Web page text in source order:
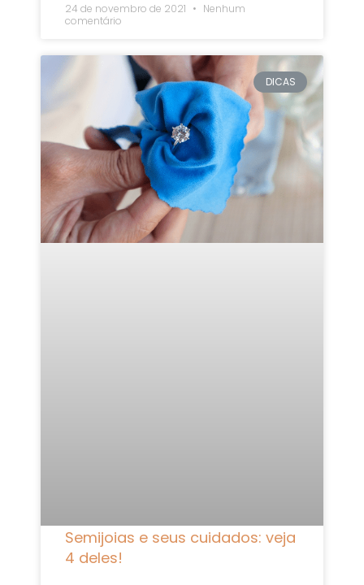
24 de novembro de 2021
Nenhum
comentário
DICAS
Semijoias e seus cuidados: veja
4 deles!